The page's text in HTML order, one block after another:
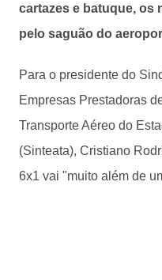
cartazes e batuque, os
pelo saguão do
Para o presidente do
Empresas Prestadoras
Transporte Aéreo do
(Sinteata), Cristiano
6x1 vai "muito além de